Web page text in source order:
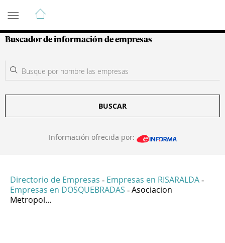
Guía de Empresas Colombianas
Buscador de información de empresas
BUSCAR
Información ofrecida por:
Directorio de Empresas - Empresas en RISARALDA -
Empresas en DOSQUEBRADAS - Asociacion
Metropol...